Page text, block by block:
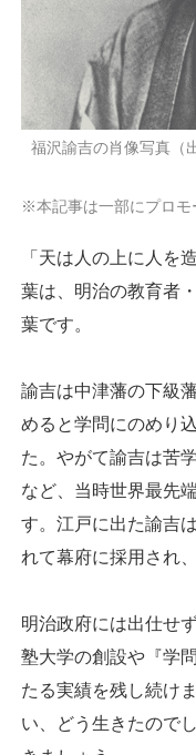
福沢諭吉の肖像写真（
※本記事は一部にプロモ
「天は人の上に人を
葉は、明治の教育者・
葉です。
諭吉は中津藩の下級
めると学問にのめり
た。やがて諭吉は苦
など、当時世界最先
す。江戸に出た諭吉
れて幕府に採用され
明治政府には出仕せ
塾大学の創設や『学
たる実績を残し続け
い、どう生きたので